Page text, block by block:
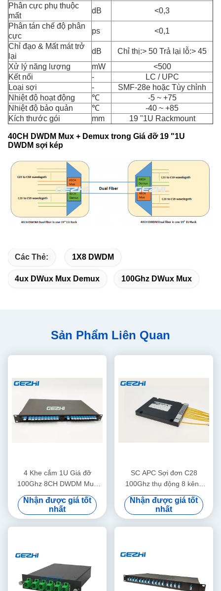
Phân cực phụ thuộc
mất
dB
<0,3
Phân tán chế độ phân
cực
ps
<0,1
Chỉ đạo & Mất mát trở
lại
dB
Chỉ thị:> 50 Trả lại lỗ:> 45
Xử lý năng lượng
mW
<500
Kết nối
-
LC / UPC
Loại sợi
-
SMF-28e hoặc Tùy chỉnh
Nhiệt độ hoạt động
℃
-5 ~ +75
Nhiệt độ bảo quản
℃
-40 ~ +85
Kích thước gói
mm 19 "1U Rackmount
40CH DWDM Mux + Demux trong Giá đỡ 19 "1U
DWDM sợi kép
Các Thẻ: 1X8 DWDM
4ux DWux Mux Demux 100Ghz DWux Mux
Sản Phẩm Liên Quan
4 Khe cắm 1U Giá đỡ
100Ghz 8CH DWDM Mux
Demux Module
Nhận được giá tốt
nhất
SC APC Sợi đơn C28
100Ghz thụ động 8 kênh
Dwdm Mux
Nhận được giá tốt
nhất